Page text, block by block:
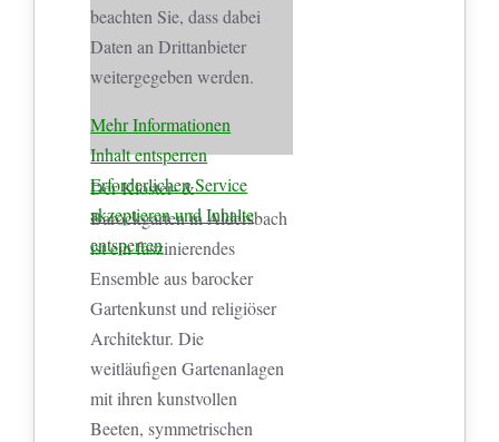
beachten Sie, dass dabei
Daten an Drittanbieter
weitergegeben werden.
Mehr Informationen
Inhalt entsperren
Erforderlichen Service
akzeptieren und Inhalte
entsperren
Der Kloster- &
Barockgarten in Aldersbach
ist ein faszinierendes
Ensemble aus barocker
Gartenkunst und religiöser
Architektur. Die
weitläufigen Gartenanlagen
mit ihren kunstvollen
Beeten, symmetrischen